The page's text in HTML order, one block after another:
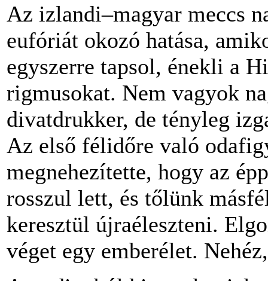
Az izlandi–magyar meccs
eufóriát okozó hatása,
egyszerre tapsol, énekli a
rigmusokat. Nem vagyok
divatdrukker, de tényleg
Az első félidőre való
megnehezítette, hogy az
rosszul lett, és tőlünk
keresztül újraéleszteni.
véget egy emberélet.